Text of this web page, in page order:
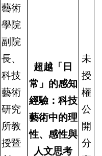
藝術
學院
副院
長、
科技
藝術
研究
所教
授暨
超越「日
常」的感知
經驗：科技
藝術中的理
性、感性與
人文思考
未
授
權
公
開
分